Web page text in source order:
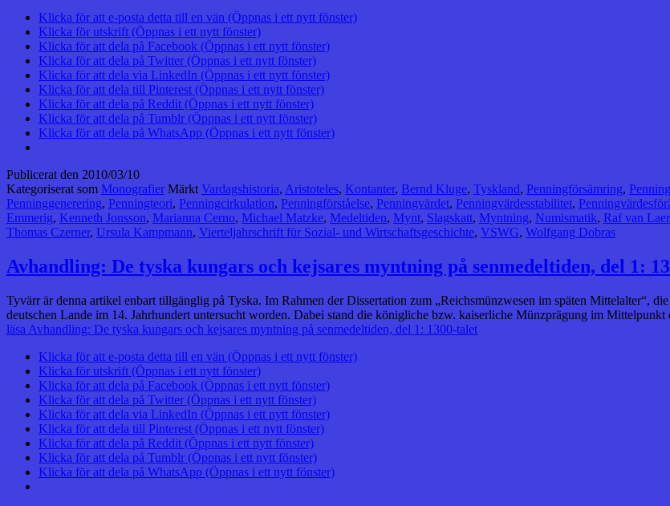
Klicka för att e-posta detta till en vän (Öppnas i ett nytt fönster)
Klicka för utskrift (Öppnas i ett nytt fönster)
Klicka för att dela på Facebook (Öppnas i ett nytt fönster)
Klicka för att dela på Twitter (Öppnas i ett nytt fönster)
Klicka för att dela via LinkedIn (Öppnas i ett nytt fönster)
Klicka för att dela till Pinterest (Öppnas i ett nytt fönster)
Klicka för att dela på Reddit (Öppnas i ett nytt fönster)
Klicka för att dela på Tumblr (Öppnas i ett nytt fönster)
Klicka för att dela på WhatsApp (Öppnas i ett nytt fönster)
Publicerat den 2010/03/10
Kategoriserat som Monografier MärktVardagshistoria, Aristoteles, Kontanter, Bernd Kluge, Tyskland, Penningförsämring,
Penninggenerering, Penningteori, Penningcirkulation, Penningförståelse, Penningvärdet, Penningvärdesstabilitet,
Emmerig, Kenneth Jonsson, Marianna Cerno, Michael Matzke, Medeltiden, Mynt, Slagskatt, Myntning, Numismatik, Raf van
Thomas Czerner, Ursula Kampmann, Vierteljahrschrift für Sozial- und Wirtschaftsgeschichte, VSWG, Wolfgang Dobras
Avhandling: De tyska kungars och kejsares myntning på senmedeltiden, del 1:
Tyvärr är denna artikel enbart tillgänglig på Tyska. Im Rahmen der Dissertation zum „Reichsmünzwesen im späten Mittelalter“,
deutschen Lande im 14. Jahrhundert untersucht worden. Dabei stand die königliche bzw. kaiserliche Münzprägung im
läsa Avhandling: De tyska kungars och kejsares myntning på senmedeltiden, del 1: 1300-talet
Klicka för att e-posta detta till en vän (Öppnas i ett nytt fönster)
Klicka för utskrift (Öppnas i ett nytt fönster)
Klicka för att dela på Facebook (Öppnas i ett nytt fönster)
Klicka för att dela på Twitter (Öppnas i ett nytt fönster)
Klicka för att dela via LinkedIn (Öppnas i ett nytt fönster)
Klicka för att dela till Pinterest (Öppnas i ett nytt fönster)
Klicka för att dela på Reddit (Öppnas i ett nytt fönster)
Klicka för att dela på Tumblr (Öppnas i ett nytt fönster)
Klicka för att dela på WhatsApp (Öppnas i ett nytt fönster)